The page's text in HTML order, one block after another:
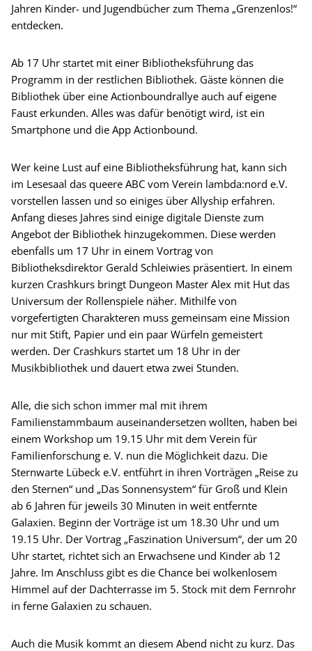
Jahren Kinder- und Jugendbücher zum Thema „Grenzenlos!“
entdecken.
Ab 17 Uhr startet mit einer Bibliotheksführung das
Programm in der restlichen Bibliothek. Gäste können die
Bibliothek über eine Actionboundrallye auch auf eigene
Faust erkunden. Alles was dafür benötigt wird, ist ein
Smartphone und die App Actionbound.
Wer keine Lust auf eine Bibliotheksführung hat, kann sich
im Lesesaal das queere ABC vom Verein lambda:nord e.V.
vorstellen lassen und so einiges über Allyship erfahren.
Anfang dieses Jahres sind einige digitale Dienste zum
Angebot der Bibliothek hinzugekommen. Diese werden
ebenfalls um 17 Uhr in einem Vortrag von
Bibliotheksdirektor Gerald Schleiwies präsentiert. In einem
kurzen Crashkurs bringt Dungeon Master Alex mit Hut das
Universum der Rollenspiele näher. Mithilfe von
vorgefertigten Charakteren muss gemeinsam eine Mission
nur mit Stift, Papier und ein paar Würfeln gemeistert
werden. Der Crashkurs startet um 18 Uhr in der
Musikbibliothek und dauert etwa zwei Stunden.
Alle, die sich schon immer mal mit ihrem
Familienstammbaum auseinandersetzen wollten, haben bei
einem Workshop um 19.15 Uhr mit dem Verein für
Familienforschung e. V. nun die Möglichkeit dazu. Die
Sternwarte Lübeck e.V. entführt in ihren Vorträgen „Reise zu
den Sternen“ und „Das Sonnensystem“ für Groß und Klein
ab 6 Jahren für jeweils 30 Minuten in weit entfernte
Galaxien. Beginn der Vorträge ist um 18.30 Uhr und um
19.15 Uhr. Der Vortrag „Faszination Universum“, der um 20
Uhr startet, richtet sich an Erwachsene und Kinder ab 12
Jahre. Im Anschluss gibt es die Chance bei wolkenlosem
Himmel auf der Dachterrasse im 5. Stock mit dem Fernrohr
in ferne Galaxien zu schauen.
Auch die Musik kommt an diesem Abend nicht zu kurz. Das